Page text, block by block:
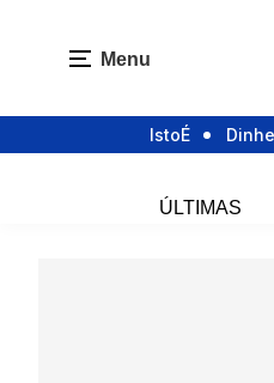
Menu
IstoÉ
ÚLTIMAS